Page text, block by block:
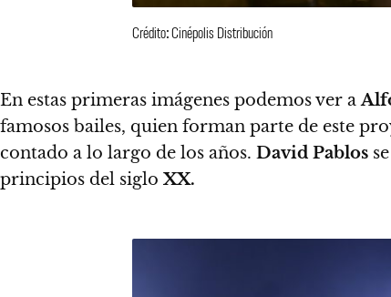
Crédito: Cinépolis Distribución
En estas primeras imágenes podemos ver a
famosos bailes, quien forman parte de este
contado a lo largo de los años. David Pablos
principios del siglo XX.